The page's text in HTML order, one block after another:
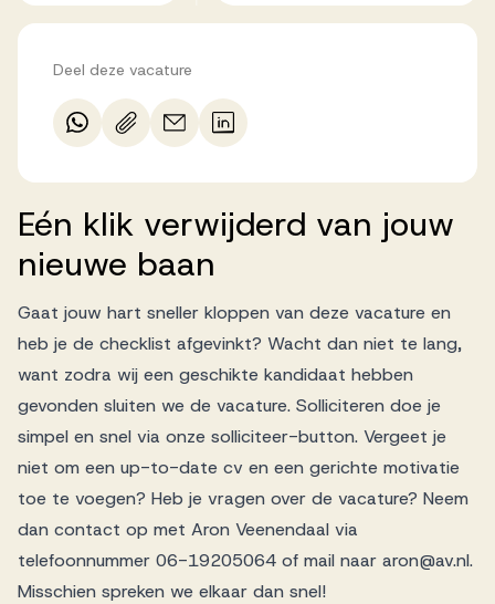
Deel deze vacature
Eén klik verwijderd van jouw
nieuwe baan
Gaat jouw hart sneller kloppen van deze vacature en
heb je de checklist afgevinkt? Wacht dan niet te lang,
want zodra wij een geschikte kandidaat hebben
gevonden sluiten we de vacature. Solliciteren doe je
simpel en snel via onze solliciteer-button. Vergeet je
niet om een up-to-date cv en een gerichte motivatie
toe te voegen? Heb je vragen over de vacature? Neem
dan contact op met Aron Veenendaal via
telefoonnummer 06-19205064 of mail naar aron@av.nl.
Misschien spreken we elkaar dan snel!